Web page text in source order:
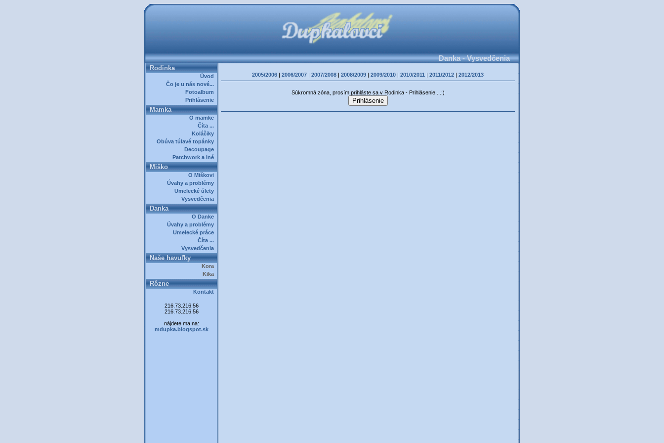
Danka - Vysvedčenia
Rodinka
Úvod
Čo je u nás nové...
Fotoalbum
Prihlásenie
Mamka
O mamke
Číta ...
Koláčiky
Obúva túlavé topánky
Decoupage
Patchwork a iné
Miško
O Miškovi
Úvahy a problémy
Umelecké úlety
Vysvedčenia
Danka
O Danke
Úvahy a problémy
Umelecké práce
Číta ...
Vysvedčenia
Naše havuľky
Kora
Kika
Rôzne
Kontakt
216.73.216.56
216.73.216.56
nájdete ma na:
mdupka.blogspot.sk
2005/2006 | 2006/2007 | 2007/2008 | 2008/2009 | 2009/2010 | 2010/2011 | 2011/2012 | 2012/2013
Súkromná zóna, prosím prihláste sa v Rodinka - Prihlásenie ...:)